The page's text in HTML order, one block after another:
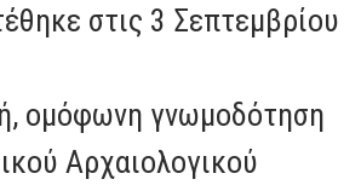
στις 3 Σεπτεμβρίου
ομόφωνη γνωμοδότηση
Αρχαιολογικού